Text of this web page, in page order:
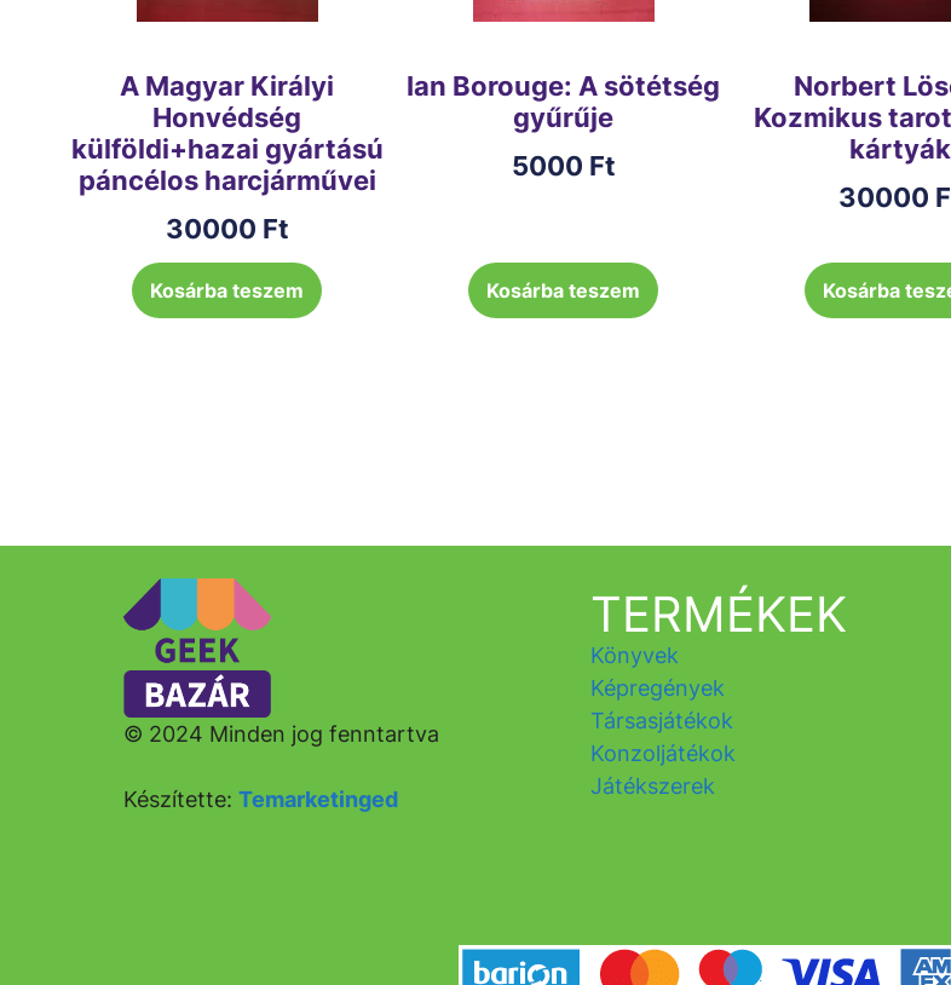
A Magyar Királyi
Honvédség
külföldi+hazai gyártású
páncélos harcjárművei
30000 Ft
Kosárba teszem
Ian Borouge: A sötétség
gyűrűje
5000 Ft
Kosárba teszem
Norbert
Kozmikus
kártyák
30000
Kosárba
© 2024 Minden jog fenntartva
Készítette: Temarketinged
TERMÉKEK
Könyvek
Képregények
Társasjátékok
Konzoljátékok
Játékszerek